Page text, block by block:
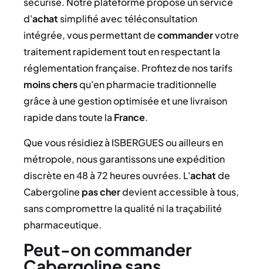
d'achat simplifié avec téléconsultation
intégrée, vous permettant decommandervotre
traitement rapidement tout en respectant la
réglementation française. Profitez de nos tarifs
moins chersqu'en pharmacie traditionnelle
grâce à une gestion optimisée et une livraison
rapide dans toute la France.
Que vous résidiez à ISBERGUES ou ailleurs en
métropole, nous garantissons une expédition
discrète en 48 à 72 heures ouvrées. L'achatde
Cabergoline pas cherdevient accessible à tous,
sans compromettre la qualité ni la traçabilité
pharmaceutique.
Peut-on commander